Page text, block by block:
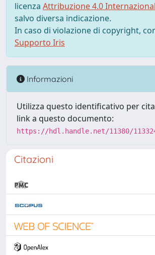
licenza Attribuzione 4.0
salvo diversa indicazione.
In caso di violazione di copyright,
Supporto Iris
Informazioni
Utilizza questo identificativo per
link a questo documento:
https://hdl.handle.net/11380/
Citazioni